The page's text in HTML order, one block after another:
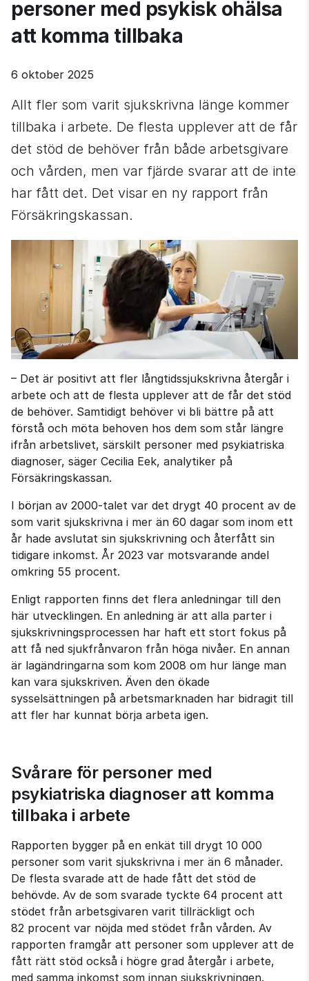
personer med psykisk ohälsa
att komma tillbaka
6 oktober 2025
Allt fler som varit sjukskrivna länge kommer
tillbaka i arbete. De flesta upplever att de får
det stöd de behöver från både arbetsgivare
och vården, men var fjärde svarar att de inte
har fått det. Det visar en ny rapport från
Försäkringskassan.
– Det är positivt att fler långtidssjukskrivna återgår i
arbete och att de flesta upplever att de får det stöd
de behöver. Samtidigt behöver vi bli bättre på att
förstå och möta behoven hos dem som står längre
ifrån arbetslivet, särskilt personer med psykiatriska
diagnoser, säger Cecilia Eek, analytiker på
Försäkringskassan.
I början av 2000‑talet var det drygt 40 procent av de
som varit sjukskrivna i mer än 60 dagar som inom ett
år hade avslutat sin sjukskrivning och återfått sin
tidigare inkomst. År 2023 var motsvarande andel
omkring 55 procent.
Enligt rapporten finns det flera anledningar till den
här utvecklingen. En anledning är att alla parter i
sjukskrivningsprocessen har haft ett stort fokus på
att få ned sjukfrånvaron från höga nivåer. En annan
är lagändringarna som kom 2008 om hur länge man
kan vara sjukskriven. Även den ökade
sysselsättningen på arbetsmarknaden har bidragit till
att fler har kunnat börja arbeta igen.
Svårare för personer med
psykiatriska diagnoser att komma
tillbaka i arbete
Rapporten bygger på en enkät till drygt 10 000
personer som varit sjukskrivna i mer än 6 månader.
De flesta svarade att de hade fått det stöd de
behövde. Av de som svarade tyckte 64 procent att
stödet från arbetsgivaren varit tillräckligt och
82 procent var nöjda med stödet från vården. Av
rapporten framgår att personer som upplever att de
fått rätt stöd också i högre grad återgår i arbete,
med samma inkomst som innan sjukskrivningen.